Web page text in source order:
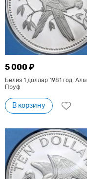
5 000 ₽
Белиз 1 доллар 1981 год.
Пруф
В корзину